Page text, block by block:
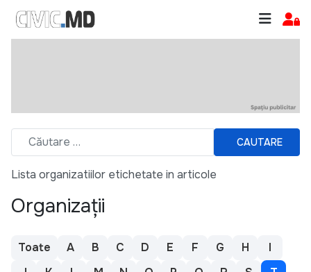
CAUTARE
Lista organizatiilor etichetate in articole
Organizații
Toate A B C D E F G H
I